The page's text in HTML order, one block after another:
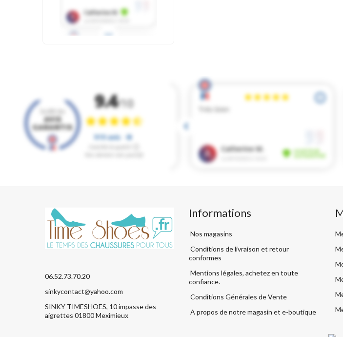
06.52.73.70.20
sinkycontact@yahoo.com
SINKY TIMESHOES, 10 impasse des
aigrettes 01800 Meximieux
Informations
Nos magasins
Conditions de livraison et retour
conformes
Mentions légales, achetez en toute
confiance.
Conditions Générales de Vente
A propos de notre magasin et e-boutique